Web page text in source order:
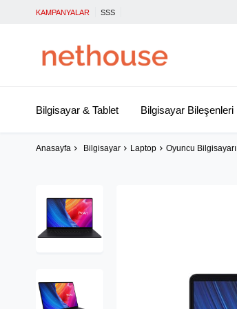
KAMPANYALAR SSS
Bilgisayar & Tablet Bilgisayar Bileşenleri
Anasayfa Bilgisayar Laptop Oyuncu Bilgisayarı